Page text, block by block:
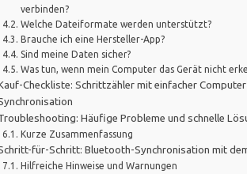
verbinden?
Welche Dateiformate werden unterstützt?
Brauche ich eine Hersteller-App?
Sind meine Daten sicher?
Was tun, wenn mein Computer das Gerät nicht
Checkliste: Schrittzähler mit einfacher
Häufige Probleme und schnelle
Kurze Zusammenfassung
für-Schritt: Bluetooth-Synchronisation mit
Hilfreiche Hinweise und Warnungen